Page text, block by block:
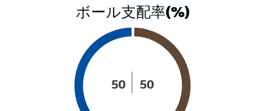
ボール支配率(%)
50 50